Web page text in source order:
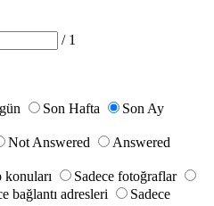
/ 1
Son Hafta
Son Ay
Not Answered
Answered
konuları
Sadece fotoğraflar
bağlantı adresleri
Sadece